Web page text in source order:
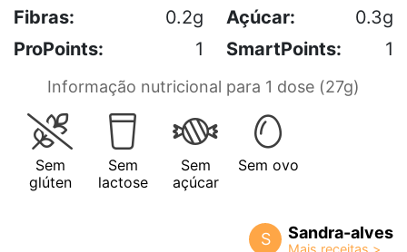
Fibras:
0.2g Açúcar:
0.3g
ProPoints:
1 SmartPoints: 1
Informação nutricional para 1 dose (27g)
Sem
glúten
Sem
lactose
Sem
açúcar
Sem ovo
S Sandra-alves